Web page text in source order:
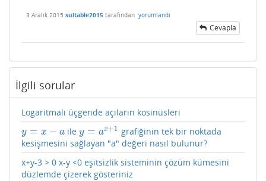
3 Aralık 2015 suitable2015 tarafından yorumlandı
Cevapla
İlgili sorular
Logaritmalı üçgende açıların kosinüsleri
y = x − a
y= x− a iley = ax+1
y=ax +1
grafiğinin tek bir noktada
kesişmesini sağlayan "a" değeri nasıl bulunur?
x+y-3 > 0 x-y <0 eşitsizlik sisteminin çözüm kümesini
düzlemde çizerek gösteriniz